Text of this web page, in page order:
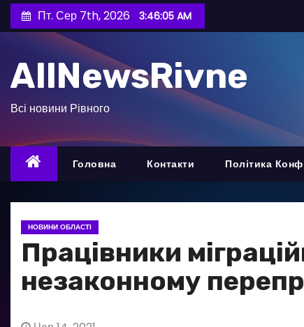
е
д
Пт. Сер 7th, 2026 3:46:07 AM
AllNewsRivne
Всі новини Рівного
Головна Контакти Політика
НОВИНИ ОБЛАСТІ
Працівники
незаконному